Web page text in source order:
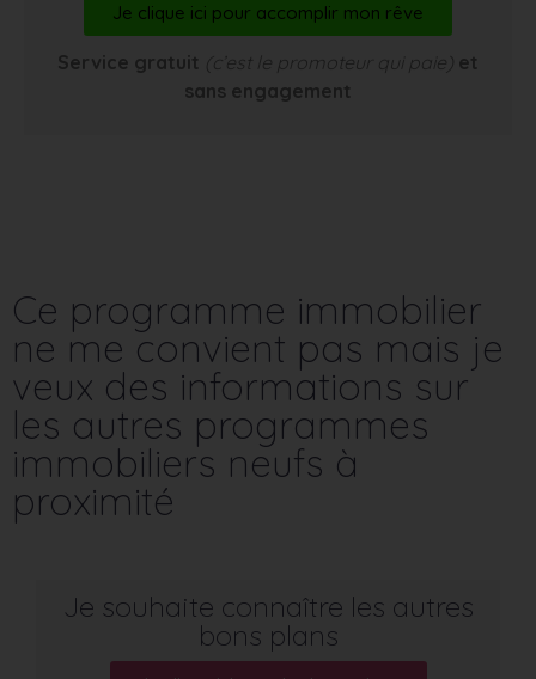
Je clique ici pour accomplir mon rêve
Service gratuit (c’est le promoteur qui paie) et
sans engagement
Ce programme immobilier
ne me convient pas mais je
veux des informations sur
les autres programmes
immobiliers neufs à
proximité
Je souhaite connaître les autres
bons plans